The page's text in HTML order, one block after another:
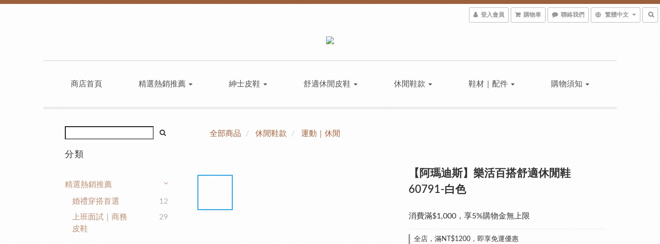
登入會員 購物車 聯絡我們 繁體中文
商店首頁 精選熱銷推薦 紳士皮鞋 舒適休閒皮鞋 休閒鞋款 鞋材｜配件 購物須知
分類
精選熱銷推薦
婚禮穿搭首選
12
上班面試｜商務
皮鞋
29
全部商品 休閒鞋款 運動｜休閒
【阿瑪迪斯】樂活百搭舒適休閒鞋
60791-白色
消費滿$1,000，享5%購物金無上限
全店，滿NT$1200，即享免運優惠